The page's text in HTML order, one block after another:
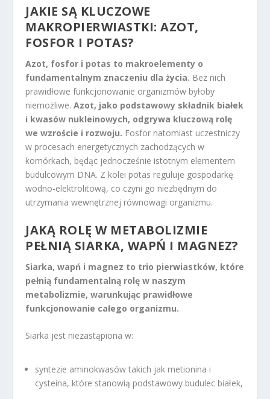
JAKIE SĄ KLUCZOWE
MAKROPIERWIASTKI: AZOT,
FOSFOR I POTAS?
Azot, fosfor i potas to makroelementy o
fundamentalnym znaczeniu dla życia. Bez nich
prawidłowe funkcjonowanie organizmów byłoby
niemożliwe.Azot, jako podstawowy składnik białek
i kwasów nukleinowych, odgrywa kluczową rolę
we wzroście i rozwoju. Fosfor natomiast uczestniczy
w procesach energetycznych zachodzących w
komórkach, będąc jednocześnie istotnym elementem
budulcowym DNA. Z kolei potas reguluje gospodarkę
wodno-elektrolitową, co czyni go niezbędnym do
utrzymania wewnętrznej równowagi organizmu.
JAKĄ ROLĘ W METABOLIZMIE
PEŁNIĄ SIARKA, WAPŃ I MAGNEZ?
Siarka, wapń i magnez to trio pierwiastków, które
pełnią fundamentalną rolę w naszym
metabolizmie, warunkując prawidłowe
funkcjonowanie całego organizmu.
Siarka jest niezastąpiona w:
syntezie aminokwasów takich jak metionina i
cysteina, które stanowią podstawowy budulec białek,